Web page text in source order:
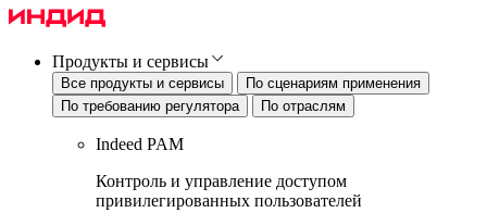
Продукты и сервисы
Все продукты и сервисы
По сценариям применения
По требованию регулятора
По отраслям
Indeed PAM
Контроль и управление доступом
привилегированных пользователей